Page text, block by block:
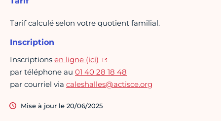
Tarif calculé selon votre quotient familial.
Inscription
Inscriptions en ligne (ici)
par téléphone au 01 40 28 18 48
par courriel via caleshalles@actisce.org
Mise à jour le 20/06/2025